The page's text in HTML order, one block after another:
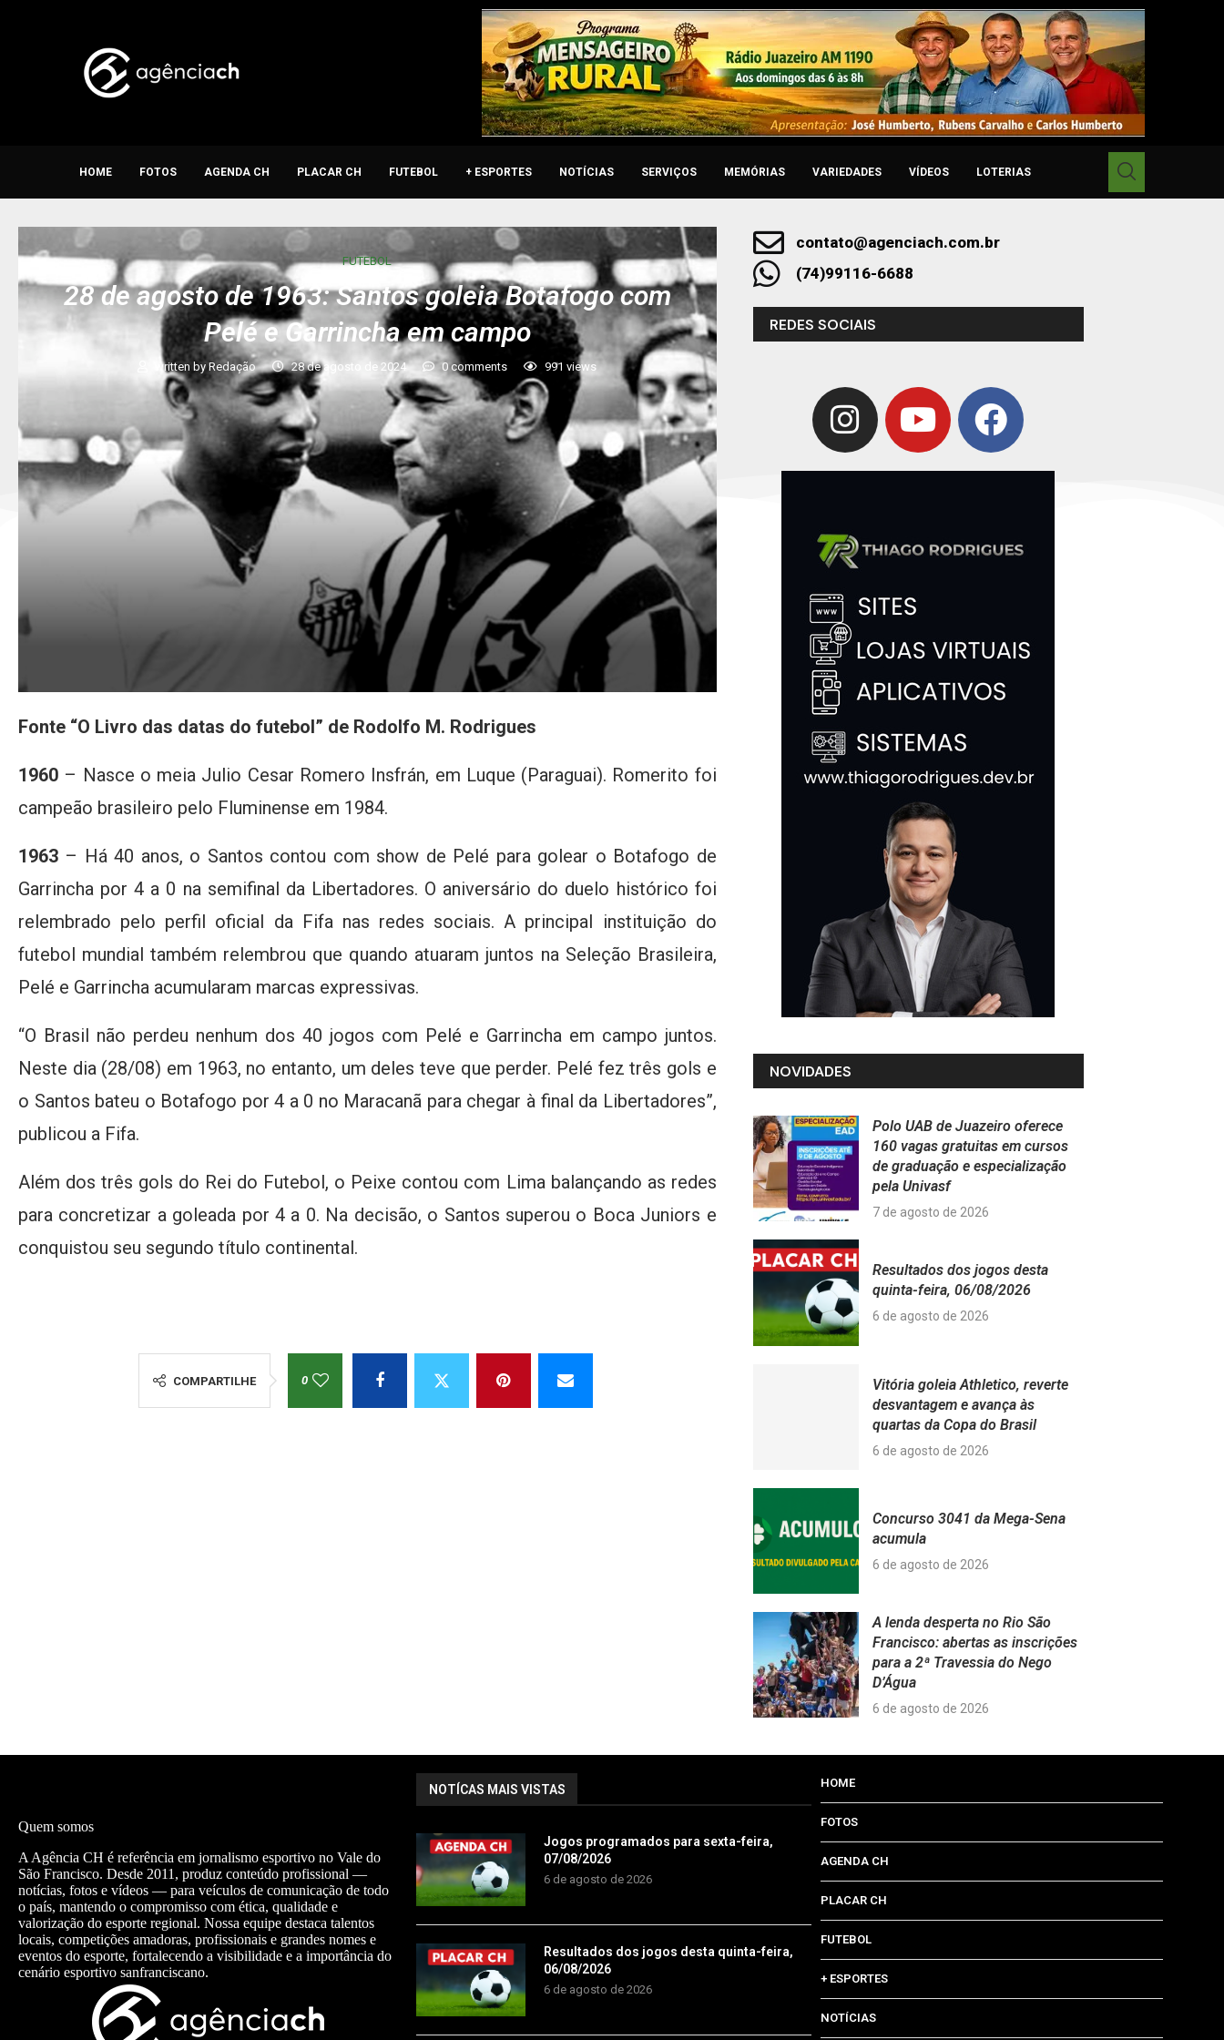
HOME FOTOS AGENDA CH PLACAR CH FUTEBOL + ESPORTES NOTÍCIAS SERVIÇOS MEMÓRIAS VARIEDADES VÍDEOS LOTERIAS
FUTEBOL
28 de agosto de 1963: Santos goleia Botafogo com
Pelé e Garrincha em campo
written byRedação 28 de agosto de 2024 0 comments 991 views
Fonte “O Livro das datas do futebol” de Rodolfo M. Rodrigues
1960 – Nasce o meia Julio Cesar Romero Insfrán, em Luque (Paraguai). Romerito foi
campeão brasileiro pelo Fluminense em 1984.
1963 – Há 40 anos, o Santos contou com show de Pelé para golear o Botafogo de
Garrincha por 4 a 0 na semifinal da Libertadores. O aniversário do duelo histórico foi
relembrado pelo perfil oficial da Fifa nas redes sociais. A principal instituição do
futebol mundial também relembrou que quando atuaram juntos na Seleção Brasileira,
Pelé e Garrincha acumularam marcas expressivas.
“O Brasil não perdeu nenhum dos 40 jogos com Pelé e Garrincha em campo juntos.
Neste dia (28/08) em 1963, no entanto, um deles teve que perder. Pelé fez três gols e
o Santos bateu o Botafogo por 4 a 0 no Maracanã para chegar à final da Libertadores”,
publicou a Fifa.
Além dos três gols do Rei do Futebol, o Peixe contou com Lima balançando as redes
para concretizar a goleada por 4 a 0. Na decisão, o Santos superou o Boca Juniors e
conquistou seu segundo título continental.
COMPARTILHE 0
contato@agenciach.com.br
(74)99116-6688
REDES SOCIAIS
NOVIDADES
Polo UAB de Juazeiro oferece
160 vagas gratuitas em cursos
de graduação e especialização
pela Univasf
7 de agosto de 2026
Resultados dos jogos desta
quinta-feira, 06/08/2026
6 de agosto de 2026
Vitória goleia Athletico, reverte
desvantagem e avança às
quartas da Copa do Brasil
6 de agosto de 2026
Concurso 3041 da Mega-Sena
acumula
6 de agosto de 2026
A lenda desperta no Rio São
Francisco: abertas as inscrições
para a 2ª Travessia do Nego
D’Água
6 de agosto de 2026
Quem somos
A Agência CH é referência em jornalismo esportivo no Vale do
São Francisco. Desde 2011, produz conteúdo profissional —
notícias, fotos e vídeos — para veículos de comunicação de todo
o país, mantendo o compromisso com ética, qualidade e
valorização do esporte regional. Nossa equipe destaca talentos
locais, competições amadoras, profissionais e grandes nomes e
eventos do esporte, fortalecendo a visibilidade e a importância do
cenário esportivo sanfranciscano.
NOTÍCAS MAIS VISTAS
Jogos programados para sexta-feira,
07/08/2026
6 de agosto de 2026
Resultados dos jogos desta quinta-feira,
06/08/2026
6 de agosto de 2026
HOME
FOTOS
AGENDA CH
PLACAR CH
FUTEBOL
+ ESPORTES
NOTÍCIAS